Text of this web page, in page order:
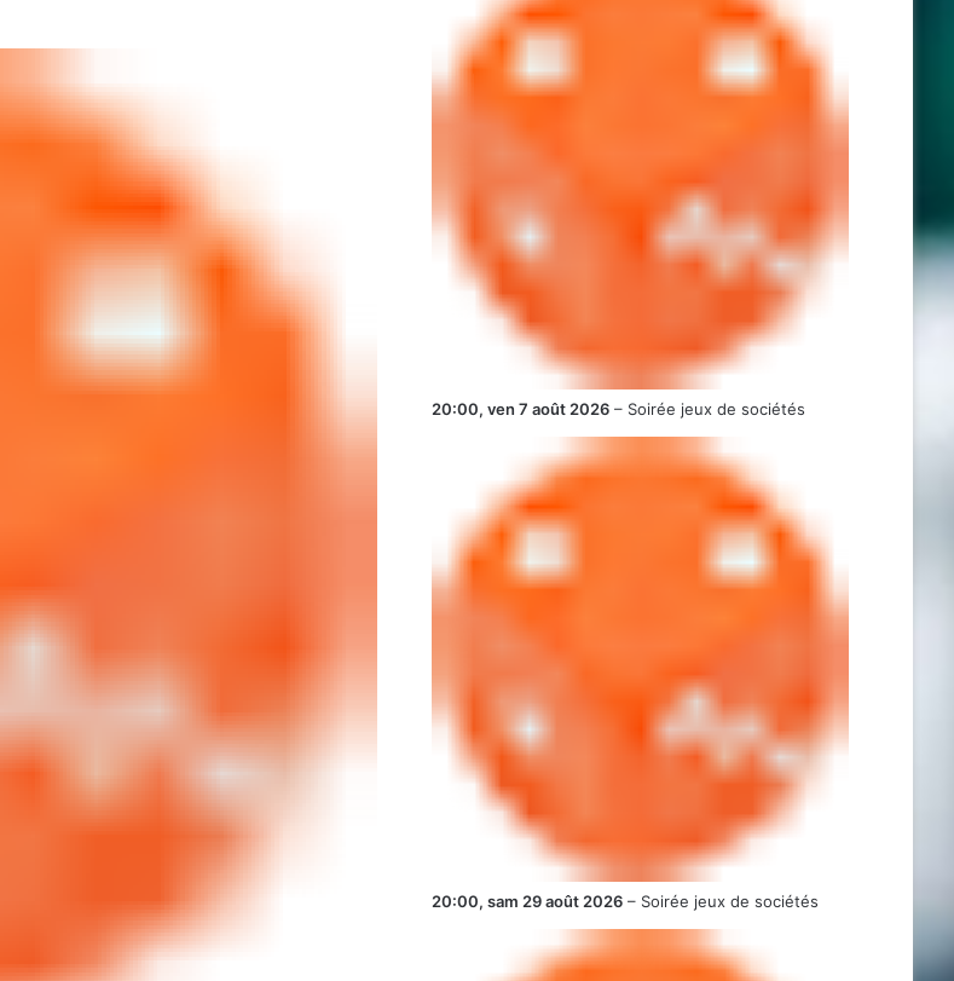
20:00, ven 7 août 2026 – Soirée jeux de sociétés
20:00, sam 29 août 2026 – Soirée jeux de sociétés